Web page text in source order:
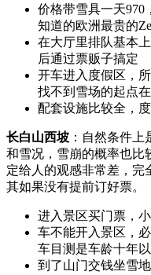
价格带雪具一天970
知道的欧洲最贵的
在大厅里排队基本
后通过票贩子搞定
开车进入度假区，
找不到雪场的起点
配套设施比较全，
长白山西坡 ：自然条件
和雪况，雪崩的概率也比
定给人的观感非常差，完
其如果没有提前订好票。
进入景区买门票，小
车不能开入景区，
车目测是车龄十年
到了山门交钱坐雪